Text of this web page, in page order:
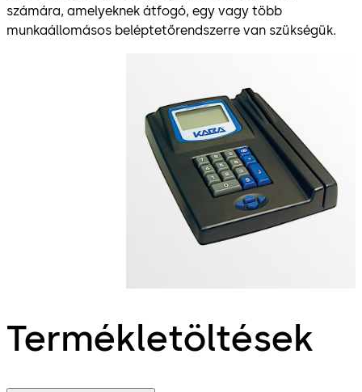
számára, amelyeknek átfogó, egy vagy több
munkaállomásos beléptetőrendszerre van szükségük.
Termékletöltések